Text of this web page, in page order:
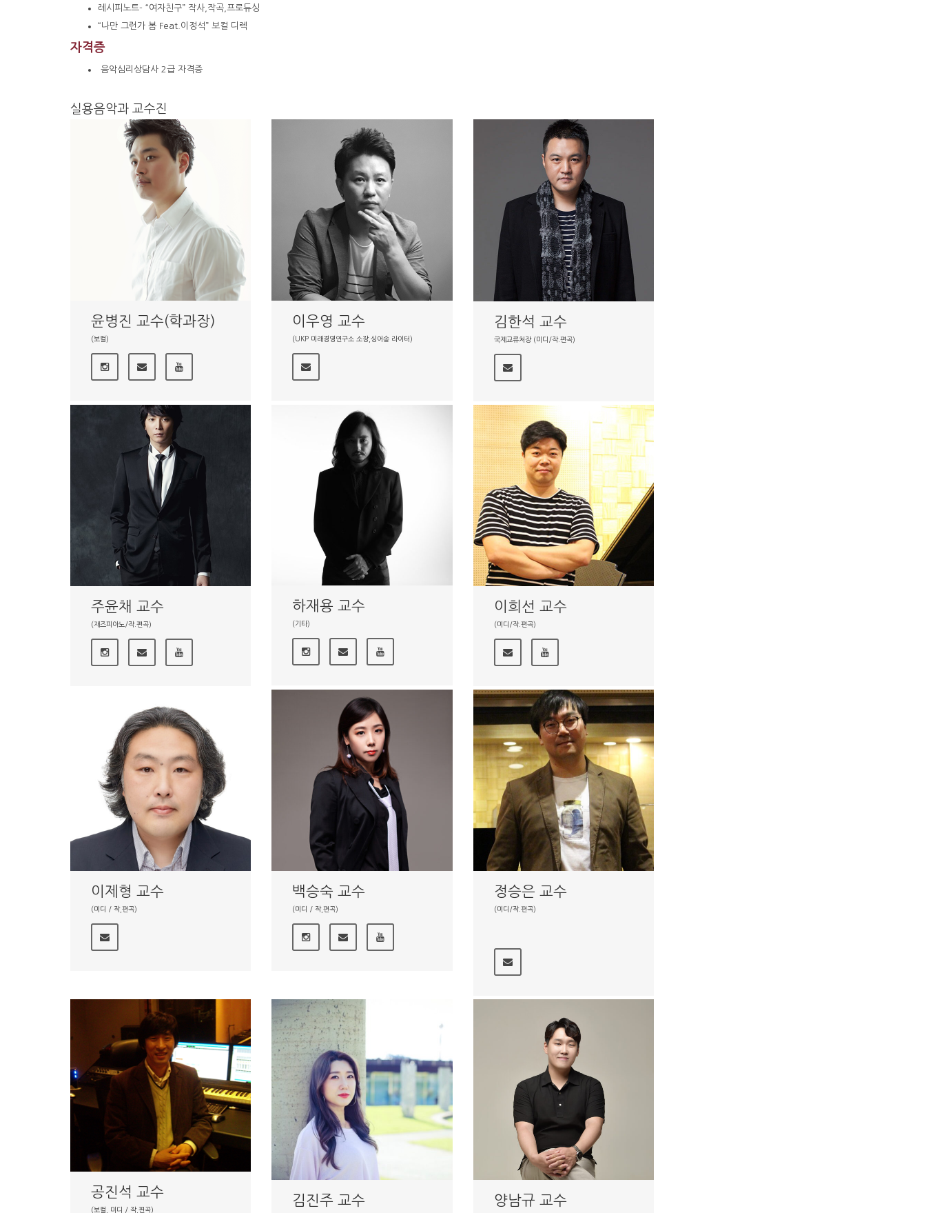
레시피노트- “여자친구” 작사,작곡,프로듀싱
“나만 그런가 봄 Feat.이정석” 보컬 디렉
자격증
음악심리상담사 2급 자격증
실용음악과 교수진
윤병진 교수(학과장)
(보컬)
이우영 교수
(UKP 미래경영연구소 소장,싱어송 라이터)
김한석 교수
국제교류처장 (미디/작.편곡)
주윤채 교수
(재즈피아노/작.편곡)
하재용 교수
(기타)
이희선 교수
(미디/작.편곡)
이제형 교수
(미디 / 작,편곡)
백승숙 교수
(미디 / 작,편곡)
정승은 교수
(미디/작.편곡)
공진석 교수
(보컬, 미디 / 작,편곡)
김진주 교수 양남규 교수